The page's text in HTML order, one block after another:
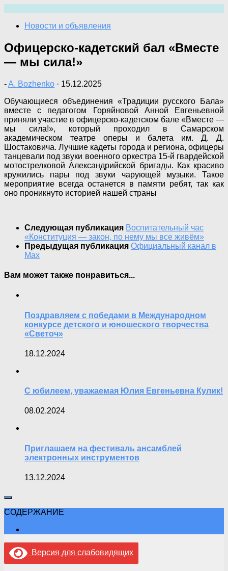
содержимому
Новости и объявления
Офицерско-кадетский бал «Вместе
— мы сила!»
-A. Bozhenko · 15.12.2025
Обучающиеся объединения «Традиции русского Бала»
вместе с педагогом Горяйновой Анной Евгеньевной
приняли участие в офицерско-кадетском бале «Вместе —
мы сила!», который проходил в Самарском
академическом театре оперы и балета им. Д. Д.
Шостаковича. Лучшие кадеты города и региона, офицеры
танцевали под звуки военного оркестра 15-й гвардейской
мотострелковой Александрийской бригады. Как красиво
кружились пары под звуки чарующей музыки. Такое
мероприятие всегда останется в памяти ребят, так как
оно проникнуто историей нашей страны
Следующая публикация Воспитательный час
«Конституция — закон, по нему мы все живём»
Предыдущая публикация Официальный канал в
Max
Вам может также понравиться...
Поздравляем с победами в Международном
конкурсе детского и юношеского творчества
«Светоч»
18.12.2024
С юбилеем, уважаемая Юлия Евгеньевна Кулик!
08.02.2024
Приглашаем на фестиваль ансамблей
электронных инструментов
13.12.2024
СОДЕРЖАНИЕ
Версия для слабовидящих